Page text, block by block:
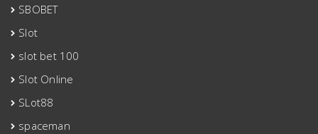
SBOBET
Slot
slot bet 100
Slot Online
SLot88
spaceman